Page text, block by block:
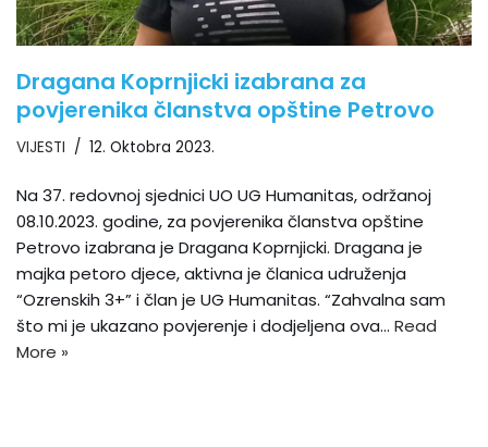
Dragana Koprnjicki izabrana za
povjerenika članstva opštine Petrovo
VIJESTI 12. Oktobra 2023.
Na 37. redovnoj sjednici UO UG Humanitas, održanoj
08.10.2023. godine, za povjerenika članstva opštine
Petrovo izabrana je Dragana Koprnjicki. Dragana je
majka petoro djece, aktivna je članica udruženja
“Ozrenskih 3+” i član je UG Humanitas. “Zahvalna sam
što mi je ukazano povjerenje i dodjeljena ova… Read
More »